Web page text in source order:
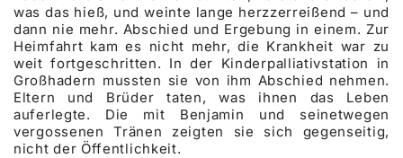
was das hieß, und weinte lange herzzerreißend – und
dann nie mehr. Abschied und Ergebung in einem. Zur
Heimfahrt kam es nicht mehr, die Krankheit war zu
weit fortgeschritten. In der Kinderpalliativstation in
Großhadern mussten sie von ihm Abschied nehmen.
Eltern und Brüder taten, was ihnen das Leben
auferlegte. Die mit Benjamin und seinetwegen
vergossenen Tränen zeigten sie sich gegenseitig,
nicht der Öffentlichkeit.